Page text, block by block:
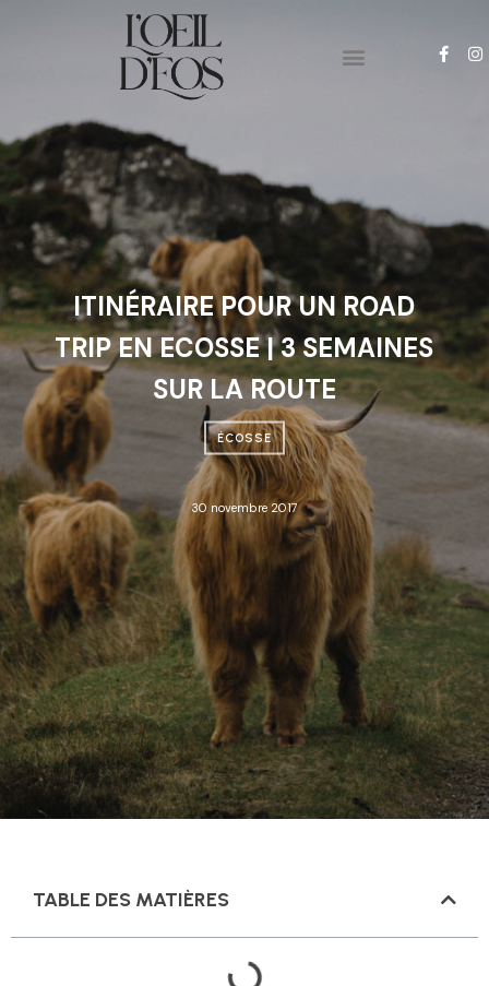
ITINÉRAIRE POUR UN ROAD
TRIP EN ECOSSE | 3 SEMAINES
SUR LA ROUTE
ÉCOSSE
30 novembre 2017
TABLE DES MATIÈRES